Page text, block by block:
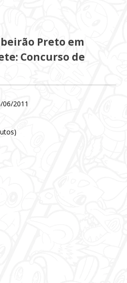
Preto em
Concurso de
06/2011